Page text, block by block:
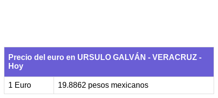
Precio del euro en URSULO GALVÁN - VERACRUZ -
Hoy
1 Euro 19.8862 pesos mexicanos